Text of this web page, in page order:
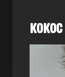
кокос